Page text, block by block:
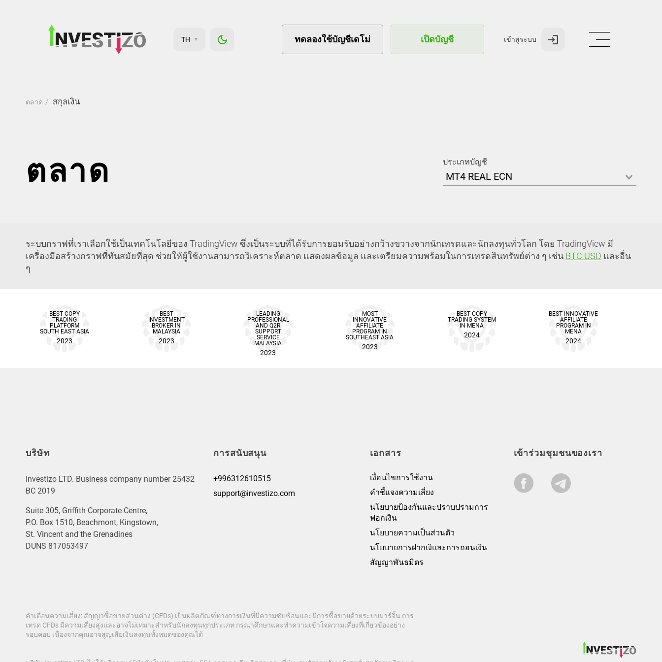
TH ทดลองใช้บัญชีเดโม่ เปิดบัญชี เข้าสู่ระบบ
ตลาด สกุลเงิน
ตลาด ประเภทบัญชี
MT4 REAL ECN
ระบบกราฟที่เราเลือกใช้เป็นเทคโนโลยีของ TradingView ซึ่งเป็นระบบที่ได้รับการยอมรับอย่างกว้างขวางจากนักเทรดและนักลงทุนทั่วโลก โดย TradingView มี
เครื่องมือสร้างกราฟที่ทันสมัยที่สุด ช่วยให้ผู้ใช้งานสามารถวิเคราะห์ตลาด แสดงผลข้อมูล และเตรียมความพร้อมในการเทรดสินทรัพย์ต่าง ๆ เช่น BTC USD และอื่น
ๆ
BEST COPY
TRADING
PLATFORM
SOUTH EAST ASIA
2023
BEST
INVESTMENT
BROKER IN
MALAYSIA
2023
LEADING
PROFESSIONAL
AND Q2R
SUPPORT
SERVICE
MALAYSIA
2023
MOST
INNOVATIVE
AFFILIATE
PROGRAM IN
SOUTHEAST ASIA
2023
BEST COPY
TRADING SYSTEM
IN MENA
2024
BEST INNOVATIVE
AFFILIATE
PROGRAM IN
MENA
2024
บริษัท
Investizo LTD. Business company number 25432
BC 2019
Suite 305, Griffith Corporate Centre,
P.O. Box 1510, Beachmont, Kingstown,
St. Vincent and the Grenadines
DUNS 817053497
การสนับสนุน
+996312610515
support@investizo.com
เอกสาร
เงื่อนไขการใช้งาน
คำชี้แจงความเสี่ยง
นโยบายป้องกันและปราบปรามการ
ฟอกเงิน
นโยบายความเป็นส่วนตัว
นโยบายการฝากเงิและการถอนเงิน
สัญญาพันธมิตร
เข้าร่วมชุมชนของเรา
คำเตือนความเสี่ยง: สัญญาซื้อขายส่วนต่าง (CFDs) เป็นผลิตภัณฑ์ทางการเงินที่มีความซับซ้อนและมีการซื้อขายด้วยระบบมาร์จิ้น การ
เทรด CFDs มีความเสี่ยงสูงและอาจไม่เหมาะสำหรับนักลงทุนทุกประเภท กรุณาศึกษาและทำความเข้าใจความเสี่ยงที่เกี่ยวข้องอย่าง
รอบคอบ เนื่องจากคุณอาจสูญเสียเงินลงทุนทั้งหมดของคุณได้